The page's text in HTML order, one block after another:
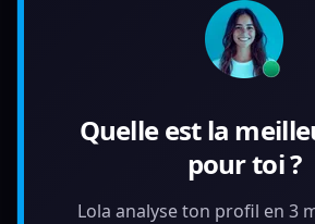
Quelle est la
pour toi ?
Lola analyse ton profil en 3